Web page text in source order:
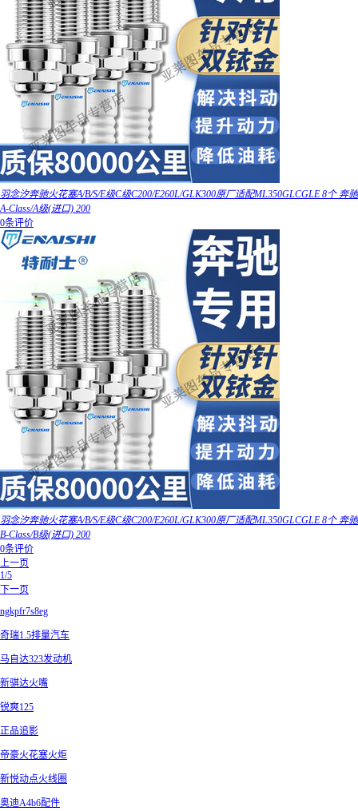
羽念汐奔驰火花塞A/B/S/E级C级C200/E260L/GLK300原厂适配ML350GLCGLE 8个 奔驰
A-Class/A级(进口) 200
0条评价
羽念汐奔驰火花塞A/B/S/E级C级C200/E260L/GLK300原厂适配ML350GLCGLE 8个 奔驰
B-Class/B级(进口) 200
0条评价
上一页
1/5
下一页
ngkpfr7s8eg
奇瑞1.5排量汽车
马自达323发动机
新骐达火嘴
锐爽125
正品追影
帝豪火花塞火炬
新悦动点火线圈
奥迪A4b6配件